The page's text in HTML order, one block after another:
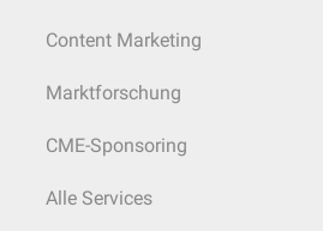
Content Marketing
Marktforschung
CME-Sponsoring
Alle Services